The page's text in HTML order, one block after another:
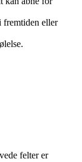
fremtiden eller
felter er